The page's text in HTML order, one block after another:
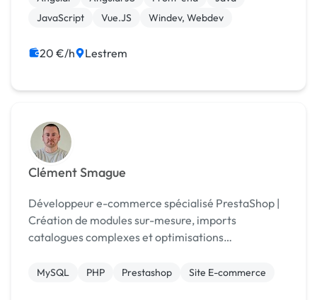
JavaScript
Vue.JS Windev, Webdev
20 €/h Lestrem
Clément Smague
Développeur e-commerce spécialisé PrestaShop |
Création de modules sur-mesure, imports
catalogues complexes et optimisations
e-commerce
MySQL PHP Prestashop Site E-commerce